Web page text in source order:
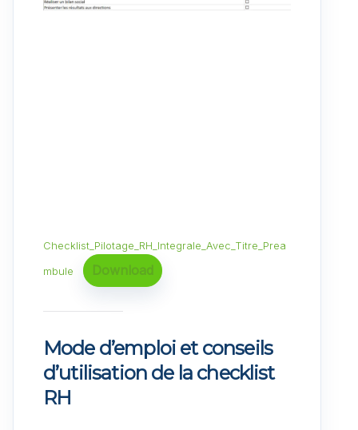
Checklist_Pilotage_RH_Integrale_Avec_Titre_Prea
mbule Download
Mode d’emploi et conseils
d’utilisation de la checklist
RH